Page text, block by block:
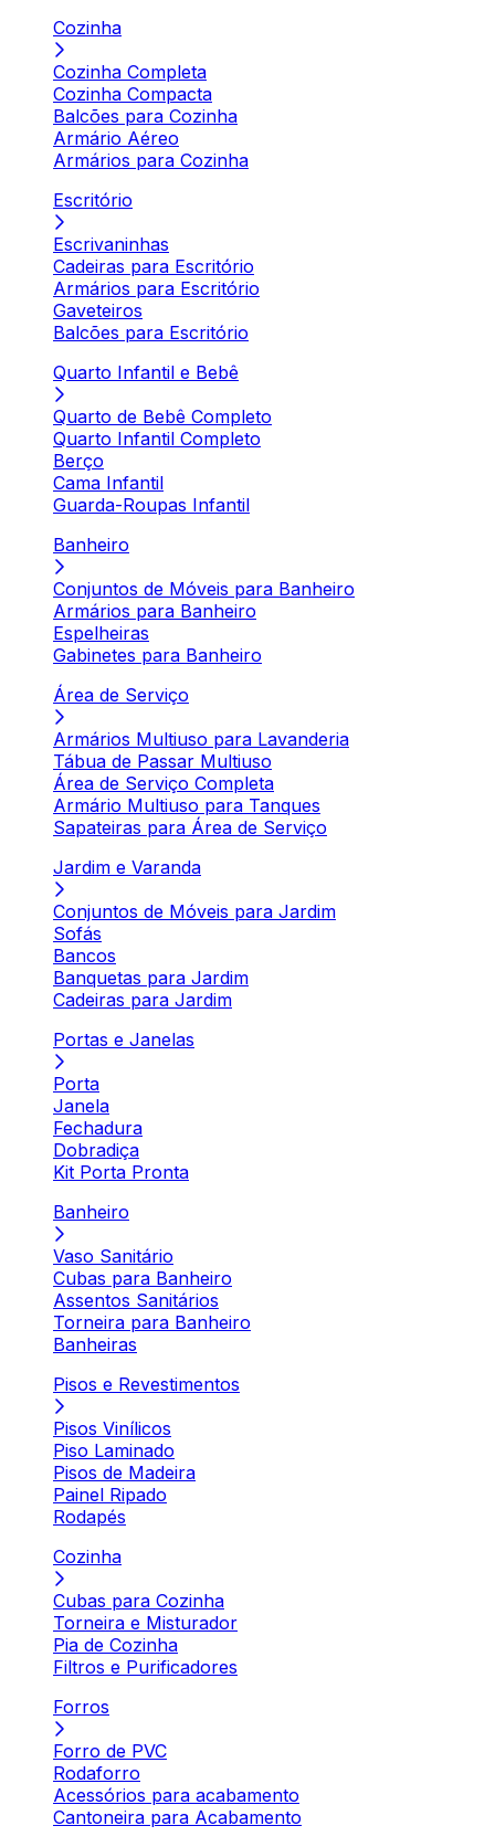
Cozinha
Cozinha Completa
Cozinha Compacta
Balcões para Cozinha
Armário Aéreo
Armários para Cozinha
Escritório
Escrivaninhas
Cadeiras para Escritório
Armários para Escritório
Gaveteiros
Balcões para Escritório
Quarto Infantil e Bebê
Quarto de Bebê Completo
Quarto Infantil Completo
Berço
Cama Infantil
Guarda-Roupas Infantil
Banheiro
Conjuntos de Móveis para Banheiro
Armários para Banheiro
Espelheiras
Gabinetes para Banheiro
Área de Serviço
Armários Multiuso para Lavanderia
Tábua de Passar Multiuso
Área de Serviço Completa
Armário Multiuso para Tanques
Sapateiras para Área de Serviço
Jardim e Varanda
Conjuntos de Móveis para Jardim
Sofás
Bancos
Banquetas para Jardim
Cadeiras para Jardim
Portas e Janelas
Porta
Janela
Fechadura
Dobradiça
Kit Porta Pronta
Banheiro
Vaso Sanitário
Cubas para Banheiro
Assentos Sanitários
Torneira para Banheiro
Banheiras
Pisos e Revestimentos
Pisos Vinílicos
Piso Laminado
Pisos de Madeira
Painel Ripado
Rodapés
Cozinha
Cubas para Cozinha
Torneira e Misturador
Pia de Cozinha
Filtros e Purificadores
Forros
Forro de PVC
Rodaforro
Acessórios para acabamento
Cantoneira para Acabamento